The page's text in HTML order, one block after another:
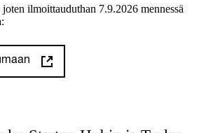
ilmoittauduthan 7.9.2026 mennessä